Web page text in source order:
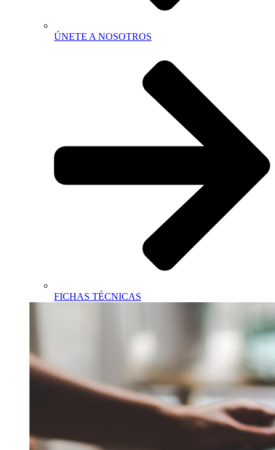
ÚNETE A NOSOTROS
FICHAS TÉCNICAS